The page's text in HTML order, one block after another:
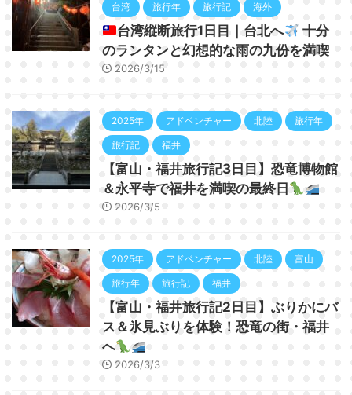
台湾 旅行年 旅行記 海外
台湾縦断旅行1日目｜台北へ
十分
のランタンと幻想的な雨の九份を満喫
2026/3/15
2025年 アドベンチャー 北陸 旅行年
旅行記 福井
【富山・福井旅行記3日目】恐竜博物館
＆永平寺で福井を満喫の最終日
2026/3/5
2025年 アドベンチャー 北陸 富山
旅行年 旅行記 福井
【富山・福井旅行記2日目】ぶりかにバ
ス＆氷見ぶりを体験！恐竜の街・福井
へ
2026/3/3